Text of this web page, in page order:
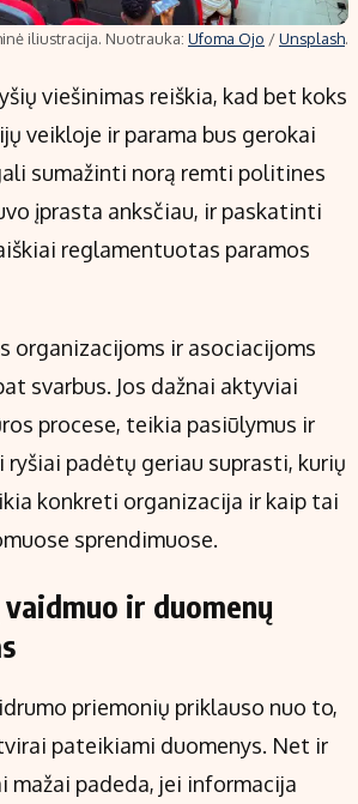
iliustracija. Nuotrauka: Ufoma Ojo /Unsplash.
viešinimas reiškia, kad bet koks
veikloje ir parama bus gerokai
sumažinti norą remti politines
įprasta anksčiau, ir paskatinti
reglamentuotas paramos
organizacijoms ir asociacijoms
svarbus. Jos dažnai aktyviai
procese, teikia pasiūlymus ir
ryšiai padėtų geriau suprasti, kurių
konkreti organizacija ir kaip tai
sprendimuose.
ir duomenų
priemonių priklauso nuo to,
pateikiami duomenys. Net ir
mažai padeda, jei informacija